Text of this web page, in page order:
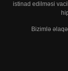
istinad edilməsi
Bizimlə